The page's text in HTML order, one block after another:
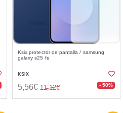
Ksix protector de pantalla / samsung
galaxy s25 fe
KSIX
5,56€ 11,12€ - 50%